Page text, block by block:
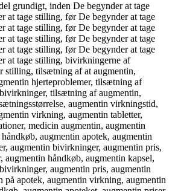
grundigt, inden De begynder at tage
at tage stilling, før De begynder at tage
at tage stilling, før De begynder at tage
at tage stilling, før De begynder at tage
at tage stilling, før De begynder at tage
at tage stilling, bivirkningerne af
stilling, tilsætning af at augmentin,
hjerteproblemer, tilsætning af
tilsætning af augmentin,
augmentin virkningstid,
virkning, augmentin tabletter,
medicin augmentin, augmentin
augmentin apotek, augmentin
augmentin bivirkninger, augmentin pris,
augmentin håndkøb, augmentin kapsel,
augmentin pris, augmentin
på apotek, augmentin virkning, augmentin